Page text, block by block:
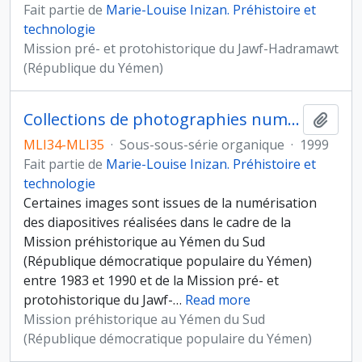
Fait partie de Marie-Louise Inizan. Préhistoire et
technologie
Mission pré- et protohistorique du Jawf-Hadramawt
(République du Yémen)
Collections de photographies numérisées
MLI34-MLI35 · Sous-sous-série organique · 1999
Fait partie de Marie-Louise Inizan. Préhistoire et
technologie
Certaines images sont issues de la numérisation
des diapositives réalisées dans le cadre de la
Mission préhistorique au Yémen du Sud
(République démocratique populaire du Yémen)
entre 1983 et 1990 et de la Mission pré- et
protohistorique du Jawf-… Read more
Mission préhistorique au Yémen du Sud
(République démocratique populaire du Yémen)